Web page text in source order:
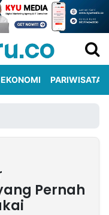
EKONOMI PARIWISATA
Pernah